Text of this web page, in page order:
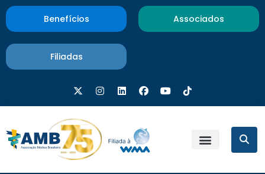
Benefícios Associados
Filiadas